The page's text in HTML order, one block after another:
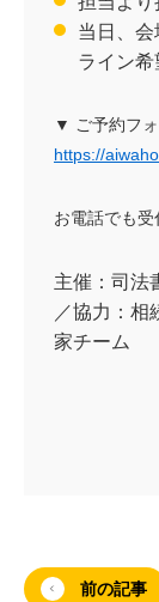
当日、
ライン希
▼ ご予約フォ
https://
お電話でも受
主催：司法
／協力：相
家チーム
前の記事